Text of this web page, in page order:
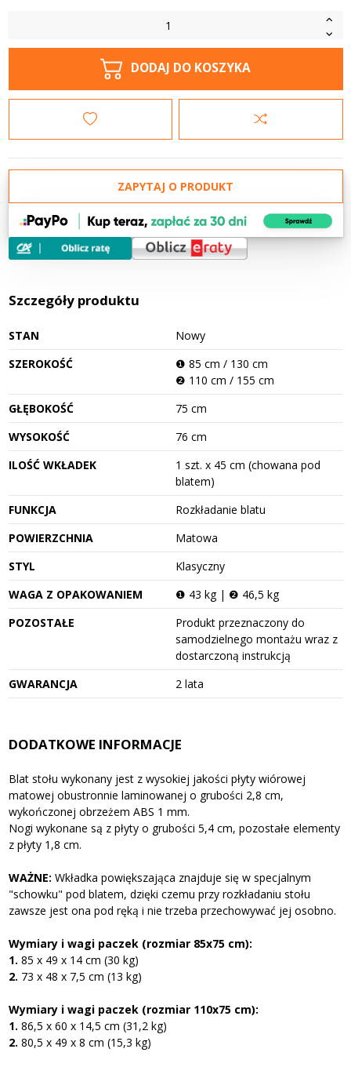
DODAJ DO KOSZYKA
ZAPYTAJ O PRODUKT
Szczegóły produktu
STAN
Nowy
SZEROKOŚĆ
❶ 85 cm / 130 cm
❷ 110 cm / 155 cm
GŁĘBOKOŚĆ
75 cm
WYSOKOŚĆ
76 cm
ILOŚĆ WKŁADEK
1 szt. x 45 cm (chowana pod
blatem)
FUNKCJA
Rozkładanie blatu
POWIERZCHNIA
Matowa
STYL
Klasyczny
WAGA Z OPAKOWANIEM
❶ 43 kg | ❷ 46,5 kg
POZOSTAŁE
Produkt przeznaczony do
samodzielnego montażu wraz z
dostarczoną instrukcją
GWARANCJA
2 lata
DODATKOWE INFORMACJE
Blat stołu wykonany jest z wysokiej jakości płyty wiórowej
matowej obustronnie laminowanej o grubości 2,8 cm,
wykończonej obrzeżem ABS 1 mm.
Nogi wykonane są z płyty o grubości 5,4 cm, pozostałe elementy
z płyty 1,8 cm.
WAŻNE: Wkładka powiększająca znajduje się w specjalnym
"schowku" pod blatem, dzięki czemu przy rozkładaniu stołu
zawsze jest ona pod ręką i nie trzeba przechowywać jej osobno.
Wymiary i wagi paczek (rozmiar 85x75 cm):
1. 85 x 49 x 14 cm (30 kg)
2. 73 x 48 x 7,5 cm (13 kg)
Wymiary i wagi paczek (rozmiar 110x75 cm):
1. 86,5 x 60 x 14,5 cm (31,2 kg)
2. 80,5 x 49 x 8 cm (15,3 kg)